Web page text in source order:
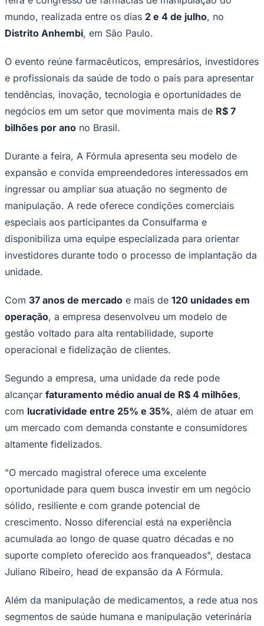
NBA
NFL
UFC
MLB
NHL
Atletismo
Vôlei
NBB
Competições de Futebol
Brasileirão Série B
Paulistão
Copa do Brasil
Sul-Americana
Copa América
Champions League
Premier League
La Liga
Mundial 2026
Times - Ir direto
mundo, realizada entre os dias 2 e 4 de julho, no
Distrito Anhembi, em São Paulo.
O evento reúne farmacêuticos, empresários, investidores
e profissionais da saúde de todo o país para apresentar
tendências, inovação, tecnologia e oportunidades de
negócios em um setor que movimenta mais de R$ 7
bilhões por ano no Brasil.
Durante a feira, A Fórmula apresenta seu modelo de
expansão e convida empreendedores interessados em
ingressar ou ampliar sua atuação no segmento de
manipulação. A rede oferece condições comerciais
especiais aos participantes da Consulfarma e
disponibiliza uma equipe especializada para orientar
investidores durante todo o processo de implantação da
unidade.
Com 37 anos de mercado e mais de 120 unidades em
operação, a empresa desenvolveu um modelo de
gestão voltado para alta rentabilidade, suporte
operacional e fidelização de clientes.
Segundo a empresa, uma unidade da rede pode
alcançar faturamento médio anual de R$ 4 milhões,
com lucratividade entre 25% e 35%, além de atuar em
um mercado com demanda constante e consumidores
altamente fidelizados.
"O mercado magistral oferece uma excelente
oportunidade para quem busca investir em um negócio
sólido, resiliente e com grande potencial de
crescimento. Nosso diferencial está na experiência
acumulada ao longo de quase quatro décadas e no
suporte completo oferecido aos franqueados", destaca
Juliano Ribeiro, head de expansão da A Fórmula.
Além da manipulação de medicamentos, a rede atua nos
segmentos de saúde humana e manipulação veterinária